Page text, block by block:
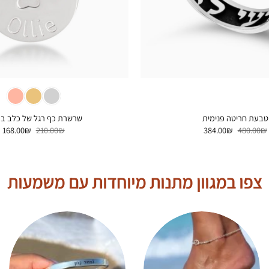
טבעת חריטה פנימית
480.00₪ המחיר
המקורי
384.00₪ המחיר
שרשרת כף רגל של כלב
210.00₪ המחיר
המקורי
168.00₪
צפו במגוון מתנות מיוחדות עם משמעות